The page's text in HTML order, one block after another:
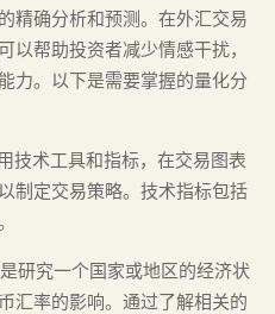
精确分析和预测。在外汇交易
以帮助投资者减少情感干扰，
力。以下是需要掌握的量化分
技术工具和指标，在交易图表
制定交易策略。技术指标包括
研究一个国家或地区的经济状
汇率的影响。通过了解相关的